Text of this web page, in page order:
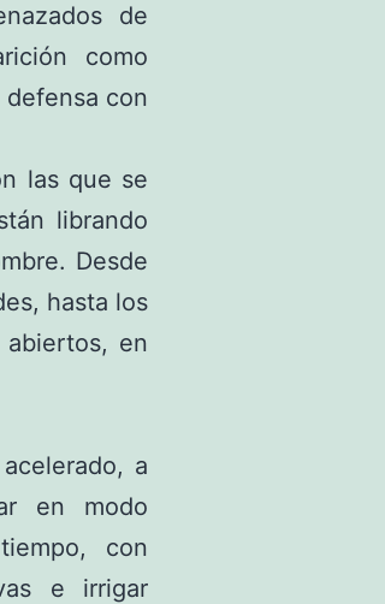
de
como
con
las que se
librando
Desde
hasta los
en
a
en modo
con
e irrigar